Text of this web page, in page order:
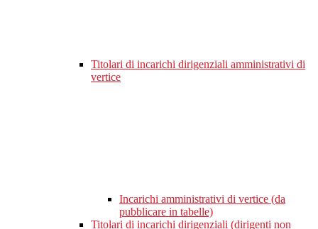
Titolari di incarichi dirigenziali amministrativi di
vertice
Incarichi amministrativi di vertice (da
pubblicare in tabelle)
Titolari di incarichi dirigenziali (dirigenti non